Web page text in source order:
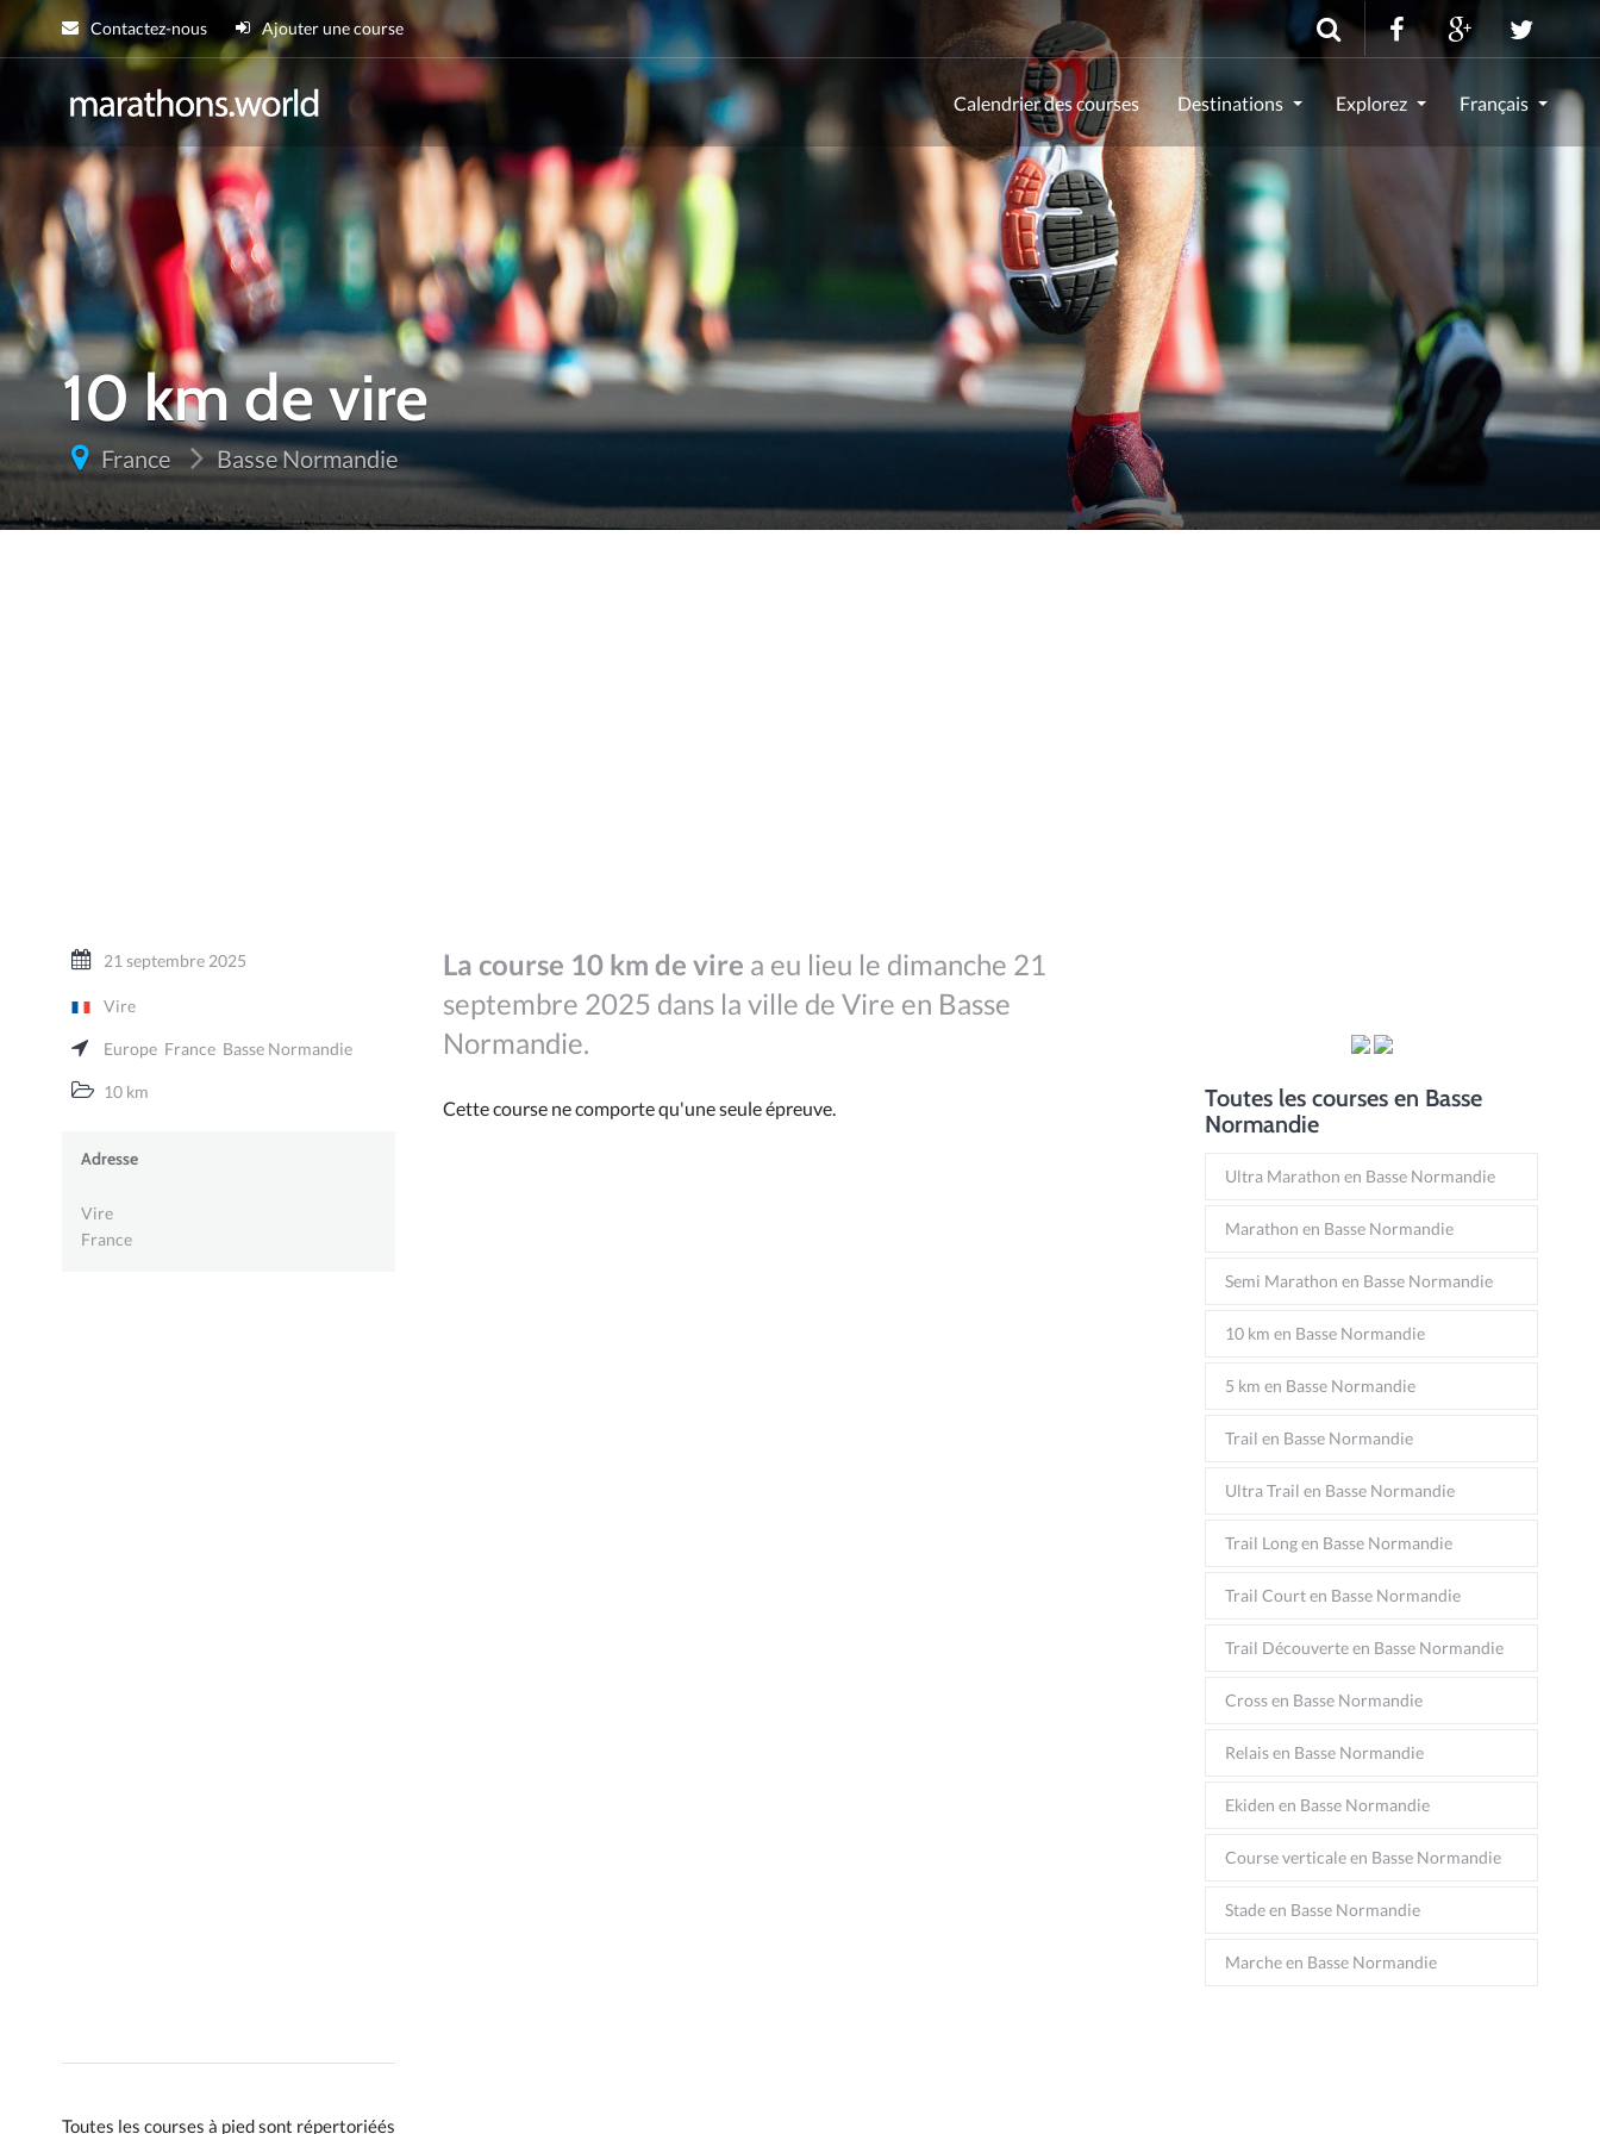
Contactez-nous Ajouter une course
marathons.world
Calendrier des courses Destinations Explorez Français
10 km de vire
France Basse Normandie
21 septembre 2025
Vire
Europe France Basse Normandie
10 km
Adresse
Vire
France
Toutes les courses à pied sont répertoriéés
La course 10 km de vire a eu lieu le dimanche 21
septembre 2025 dans la ville de Vire en Basse
Normandie.
Cette course ne comporte qu'une seule épreuve.
Toutes les courses en Basse
Normandie
Ultra Marathon en Basse Normandie
Marathon en Basse Normandie
Semi Marathon en Basse Normandie
10 km en Basse Normandie
5 km en Basse Normandie
Trail en Basse Normandie
Ultra Trail en Basse Normandie
Trail Long en Basse Normandie
Trail Court en Basse Normandie
Trail Découverte en Basse Normandie
Cross en Basse Normandie
Relais en Basse Normandie
Ekiden en Basse Normandie
Course verticale en Basse Normandie
Stade en Basse Normandie
Marche en Basse Normandie